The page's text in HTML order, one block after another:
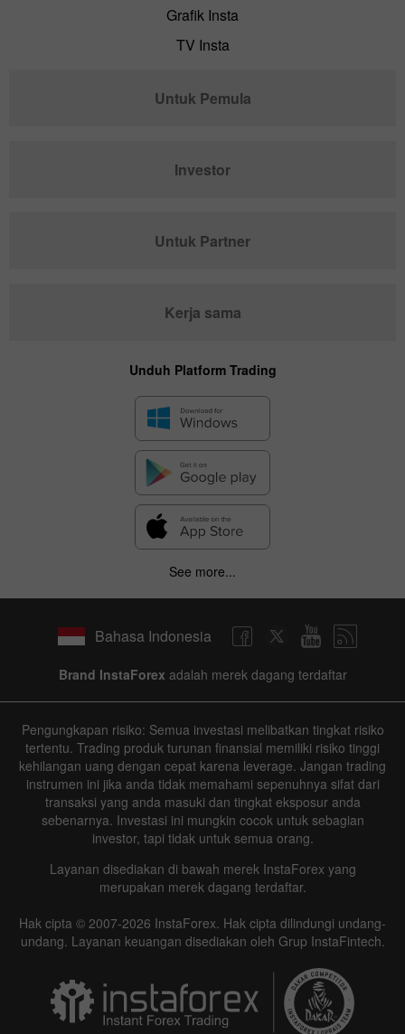
Grafik Insta
TV Insta
Untuk Pemula
Investor
Untuk Partner
Kerja sama
Unduh Platform Trading
See more...
Bahasa Indonesia
Brand InstaForex adalah merek dagang terdaftar
Pengungkapan risiko: Semua investasi melibatkan tingkat risiko
tertentu. Trading produk turunan finansial memiliki risiko tinggi
kehilangan uang dengan cepat karena leverage. Jangan trading
instrumen ini jika anda tidak memahami sepenuhnya sifat dari
transaksi yang anda masuki dan tingkat eksposur anda
sebenarnya. Investasi ini mungkin cocok untuk sebagian
investor, tapi tidak untuk semua orang.
Layanan disediakan di bawah merek InstaForex yang
merupakan merek dagang terdaftar.
Hak cipta © 2007-2026 InstaForex. Hak cipta dilindungi undang-
undang. Layanan keuangan disediakan oleh Grup InstaFintech.